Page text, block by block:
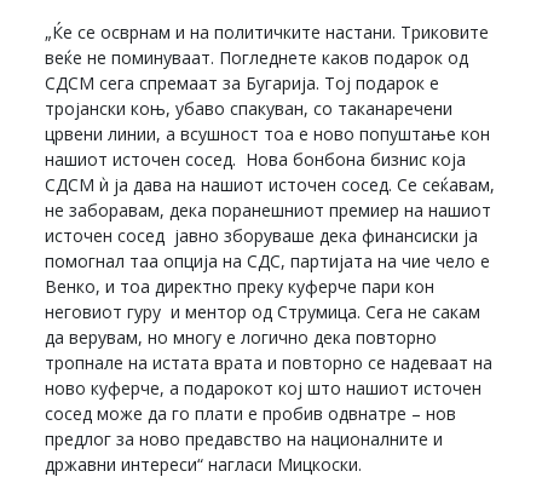
„Ќе се осврнам и на политичките настани. Триковите
веќе не поминуваат. Погледнете каков подарок од
СДСМ сега спремаат за Бугарија. Тој подарок е
тројански коњ, убаво спакуван, со таканаречени
црвени линии, а всушност тоа е ново попуштање кон
нашиот источен сосед. Нова бонбона бизнис која
СДСМ ѝ ја дава на нашиот источен сосед. Се сеќавам,
не заборавам, дека поранешниот премиер на нашиот
источен сосед јавно зборуваше дека финансиски ја
помогнал таа опција на СДС, партијата на чие челo е
Венко, и тоа директно преку куферче пари кон
неговиот гуру и ментор од Струмица. Сега не сакам
да верувам, но многу е логично дека повторно
тропнале на истата врата и повторно се надеваат на
ново куферче, а подарокот кој што нашиот источен
сосед може да го плати е пробив одвнатре – нов
предлог за ново предавство на националните и
државни интереси“ нагласи Мицкоски.